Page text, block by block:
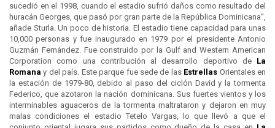
sucedió en el 1998, cuando el estadio sufrió daños como resultado del
huracán Georges, que pasó por gran parte de la República Dominicana”,
añade Sturla. Un poco de historia. El estadio tiene capacidad para unas
10,000 personas y fue inaugurado en 1979 por el presidente Antonio
Guzmán Fernández. Fue construido por la Gulf and Western American
Corporation como una contribución al desarrollo deportivo de La
Romana y del país. Este parque fue sede de las Estrellas Orientales en
la estación de 1979-80, debido al paso del ciclón David y la tormenta
Federico, que azotaron la nación dominicana. Sus fuertes vientos y los
interminables aguaceros de la tormenta maltrataron y dejaron en muy
malas condiciones el estadio Tetelo Vargas, lo que llevó a que el